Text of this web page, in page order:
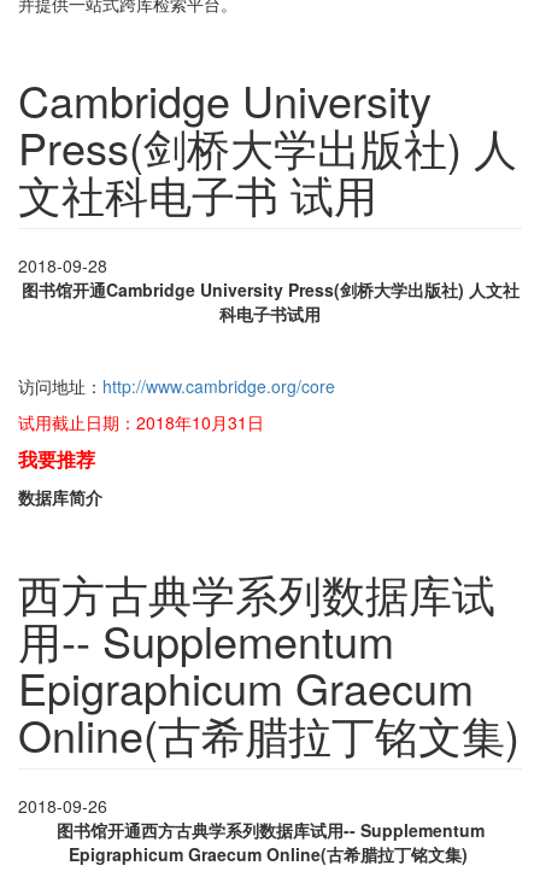
Cambridge University
Press(剑桥大学出版社) 人
文社科电子书 试用
2018-09-28
图书馆开通Cambridge University Press(剑桥大学出版社) 人文社
科电子书试用
访问地址： http://www.cambridge.org/core
试用截止日期：2018年10月31日
我要推荐
数据库简介
西方古典学系列数据库试
用-- Supplementum
Epigraphicum Graecum
Online(古希腊拉丁铭文集)
2018-09-26
图书馆开通西方古典学系列数据库试用-- Supplementum
Epigraphicum Graecum Online(古希腊拉丁铭文集)